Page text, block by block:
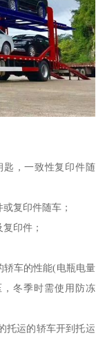
匙，一致性复印件随
复印件随车；
印件；
轿车的性能(电瓶电量
冬季时需使用防冻
托运的轿车开到托运